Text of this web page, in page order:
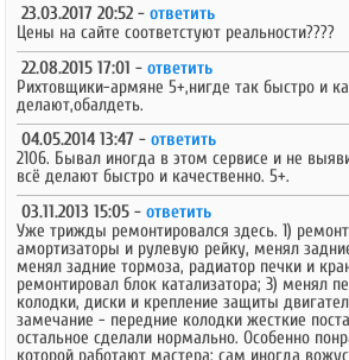
23.03.2017 20:52 -ответить
Цены на сайте соответстуют реальности????
22.08.2015 17:01 -ответить
Рихтовщики-армяне 5+,нигде так быстро и
делают,обалдеть.
04.05.2014 13:47 -ответить
2106. Бывал иногда в этом сервисе и не
всё делают быстро и качественно. 5+.
03.11.2013 15:05 -ответить
Уже трижды ремонтировался здесь. 1)
амортизаторы и рулевую рейку, менял
менял задние тормоза, радиатор печки и
ремонтировал блок катализатора; 3) менял
колодки, диски и крепление защиты
замечание - передние колодки жесткие
остальное сделали нормально. Особенно
которой работают мастера: сам иногда